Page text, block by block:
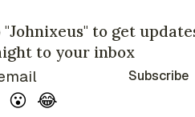
to get
to your inbox
Subscribe
😮 😂